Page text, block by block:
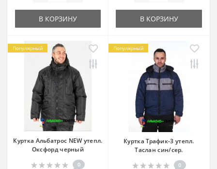
В КОРЗИНУ В КОРЗИНУ
Популярный
Куртка Альбатрос NEW утепл.
Оксфорд черный
0
Популярный
Куртка Трафик-3 утепл.
Таслан син/сер.
0